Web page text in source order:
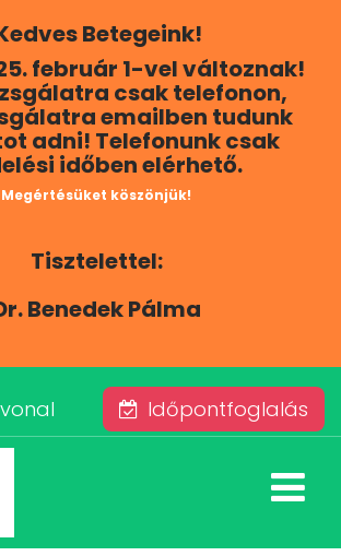
Betegeink!
február 1-vel változnak!
csak telefonon,
emailben tudunk
adni! Telefonunk csak
időben elérhető.
Megértésüket köszönjük!
Tisztelettel:
Benedek Pálma
Időpontfoglalás